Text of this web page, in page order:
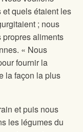
quels étaient les
; nous
aliments
« Nous
fournir la
la façon la plus
et puis nous
les légumes du